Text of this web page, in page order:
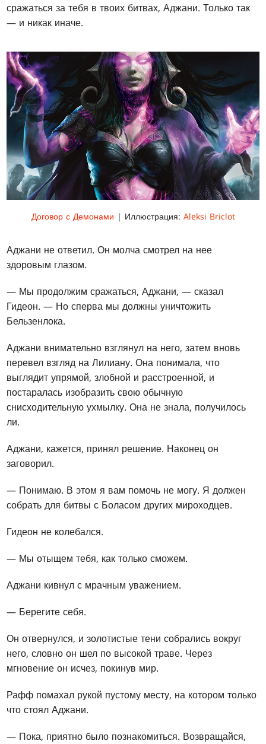
сражаться за тебя в твоих битвах, Аджани. Только так
— и никак иначе.
Договор с Демонами | Иллюстрация: Aleksi Briclot
Аджани не ответил. Он молча смотрел на нее
здоровым глазом.
— Мы продолжим сражаться, Аджани, — сказал
Гидеон. — Но сперва мы должны уничтожить
Бельзенлока.
Аджани внимательно взглянул на него, затем вновь
перевел взгляд на Лилиану. Она понимала, что
выглядит упрямой, злобной и расстроенной, и
постаралась изобразить свою обычную
снисходительную ухмылку. Она не знала, получилось
ли.
Аджани, кажется, принял решение. Наконец он
заговорил.
— Понимаю. В этом я вам помочь не могу. Я должен
собрать для битвы с Боласом других мироходцев.
Гидеон не колебался.
— Мы отыщем тебя, как только сможем.
Аджани кивнул с мрачным уважением.
— Берегите себя.
Он отвернулся, и золотистые тени собрались вокруг
него, словно он шел по высокой траве. Через
мгновение он исчез, покинув мир.
Рафф помахал рукой пустому месту, на котором только
что стоял Аджани.
— Пока, приятно было познакомиться. Возвращайся,